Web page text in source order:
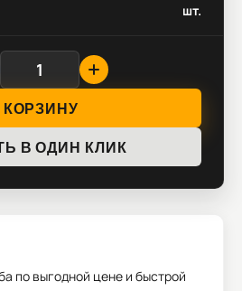
шт.
В ОДИН КЛИК
по выгодной цене и быстрой